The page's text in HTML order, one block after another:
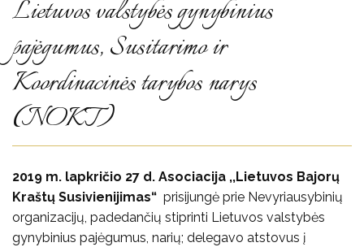
Lietuvos valstybės gynybinius
pajėgumus, Susitarimo ir
Koordinacinės tarybos narys
(NOKT)
2019 m. lapkričio 27 d. Asociacija ,,Lietuvos Bajorų
Kraštų Susivienijimas“ prisijungė prie Nevyriausybinių
organizacijų, padedančių stiprinti Lietuvos valstybės
gynybinius pajėgumus, narių; delegavo atstovus į